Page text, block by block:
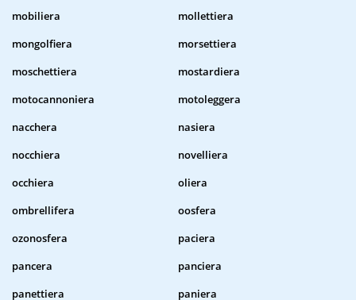
mobiliera
mollettiera
mongolfiera
morsettiera
moschettiera
mostardiera
motocannoniera
motoleggera
nacchera
nasiera
nocchiera
novelliera
occhiera
oliera
ombrellifera
oosfera
ozonosfera
paciera
pancera
panciera
panettiera
paniera